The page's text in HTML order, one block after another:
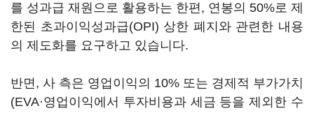
를 성과급 재원으로 활용하는 한편, 연봉의 50%로 제
한된 초과이익성과급(OPI) 상한 폐지와 관련한 내용
의 제도화를 요구하고 있습니다.
반면, 사 측은 영업이익의 10% 또는 경제적 부가가치
(EVA·영업이익에서 투자비용과 세금 등을 제외한 수